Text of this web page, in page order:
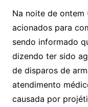
Na noite de ontem
acionados para
sendo informado
dizendo ter sido
de disparos de
atendimento
causada por